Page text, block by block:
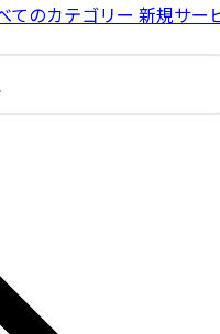
てのカテゴリー 新規サー